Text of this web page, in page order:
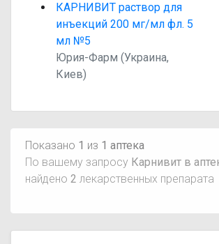
КАРНИВИТ раствор для
инъекций 200 мг/мл фл. 5
мл №5
Юрия-Фарм (Украина,
Киев)
Показано 1 из 1 аптека
По вашему запросу Карнивит в
найдено 2 лекарственных препарата